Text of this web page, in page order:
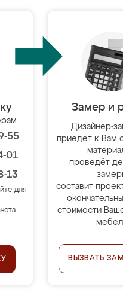
55
01
13
для
Замер и
Дизайнер-
приедет к Вам
проведёт
составит
стоимости
ВЫЗВАТЬ